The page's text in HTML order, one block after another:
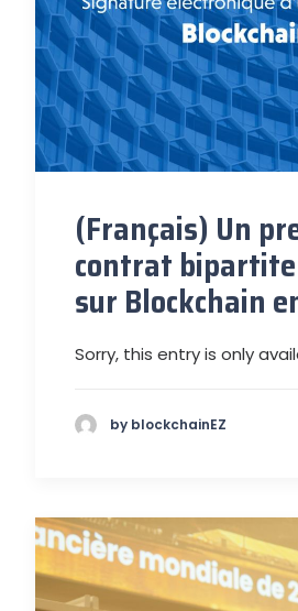
(Français) Un
contrat
sur Blockchain
Sorry, this entry is only
by blockchainEZ